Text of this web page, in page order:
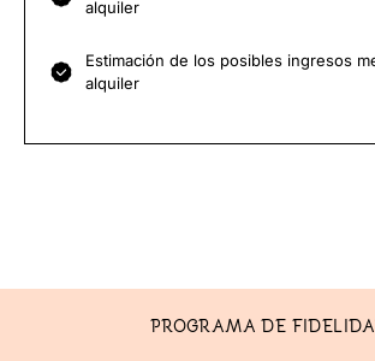
alquiler
Estimación de los posibles ingresos
alquiler
PROGRAMA DE